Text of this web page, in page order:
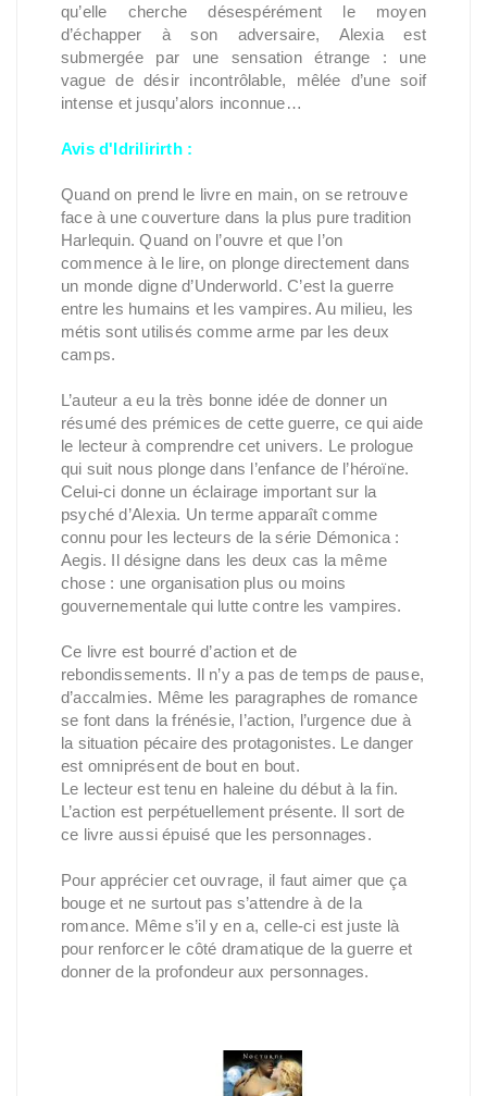
qu’elle cherche désespérément le moyen
d’échapper à son adversaire, Alexia est
submergée par une sensation étrange : une
vague de désir incontrôlable, mêlée d’une soif
intense et jusqu’alors inconnue…
Avis d'Idrilirirth :
Quand on prend le livre en main, on se retrouve
face à une couverture dans la plus pure tradition
Harlequin. Quand on l’ouvre et que l’on
commence à le lire, on plonge directement dans
un monde digne d’Underworld. C’est la guerre
entre les humains et les vampires. Au milieu, les
métis sont utilisés comme arme par les deux
camps.
L’auteur a eu la très bonne idée de donner un
résumé des prémices de cette guerre, ce qui aide
le lecteur à comprendre cet univers. Le prologue
qui suit nous plonge dans l’enfance de l’héroïne.
Celui-ci donne un éclairage important sur la
psyché d’Alexia. Un terme apparaît comme
connu pour les lecteurs de la série Démonica :
Aegis. Il désigne dans les deux cas la même
chose : une organisation plus ou moins
gouvernementale qui lutte contre les vampires.
Ce livre est bourré d’action et de
rebondissements. Il n’y a pas de temps de pause,
d’accalmies. Même les paragraphes de romance
se font dans la frénésie, l’action, l’urgence due à
la situation pécaire des protagonistes. Le danger
est omniprésent de bout en bout.
Le lecteur est tenu en haleine du début à la fin.
L’action est perpétuellement présente. Il sort de
ce livre aussi épuisé que les personnages.
Pour apprécier cet ouvrage, il faut aimer que ça
bouge et ne surtout pas s’attendre à de la
romance. Même s’il y en a, celle-ci est juste là
pour renforcer le côté dramatique de la guerre et
donner de la profondeur aux personnages.